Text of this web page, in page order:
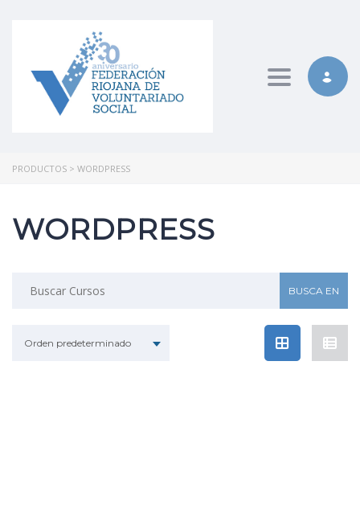
Toggle
PRODUCTOS > WORDPRESS
WORDPRESS
Orden predeterminado